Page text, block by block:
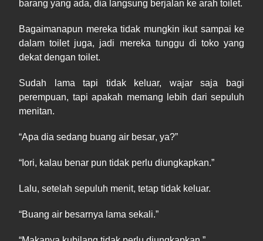
barang yang ada, dia langsung berjalan ke arah toilet.
Bagaimanapun mereka tidak mungkin ikut sampai ke
dalam toilet juga, jadi mereka tunggu di toko yang
dekat dengan toilet.
Sudah lama tapi tidak keluar, wajar saja bagi
perempuan, tapi apakah memang lebih dari sepuluh
menitan.
“Apa dia sedang buang air besar, ya?”
“Iori, kalau benar pun tidak perlu diungkapkan.”
Lalu, setelah sepuluh menit, tetap tidak keluar.
“Buang air besarnya lama sekali.”